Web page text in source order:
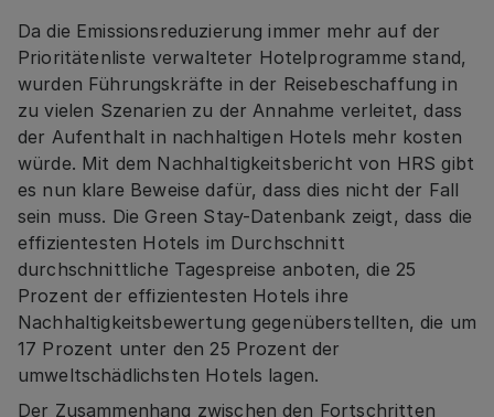
Da die Emissionsreduzierung immer mehr auf der
Prioritätenliste verwalteter Hotelprogramme stand,
wurden Führungskräfte in der Reisebeschaffung in
zu vielen Szenarien zu der Annahme verleitet, dass
der Aufenthalt in nachhaltigen Hotels mehr kosten
würde. Mit dem Nachhaltigkeitsbericht von HRS gibt
es nun klare Beweise dafür, dass dies nicht der Fall
sein muss. Die Green Stay-Datenbank zeigt, dass die
effizientesten Hotels im Durchschnitt
durchschnittliche Tagespreise anboten, die 25
Prozent der effizientesten Hotels ihre
Nachhaltigkeitsbewertung gegenüberstellten, die um
17 Prozent unter den 25 Prozent der
umweltschädlichsten Hotels lagen.
Der Zusammenhang zwischen den Fortschritten